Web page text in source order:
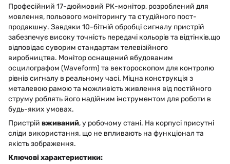
Професійний 17-дюймовий РК-монітор, розроблений для
мовлення, польового моніторингу та студійного пост-
продакшну. Завдяки 10-бітній обробці сигналу пристрій
забезпечує високу точність передачі кольорів та відтінків,що
відповідає суворим стандартам телевізійного
виробництва. Монітор оснащений вбудованим
осцилографом (Waveform) та вектороскопом для контролю
рівнів сигналу в реальному часі. Міцна конструкція з
металевою рамою та можливість живлення від постійного
струму роблять його надійним інструментом для роботи в
будь-яких умовах.
Пристрій вживаний, у робочому стані. На корпусі присутні
сліди використання, що не впливають на функціонал та
якість зображення.
Ключові характеристики: